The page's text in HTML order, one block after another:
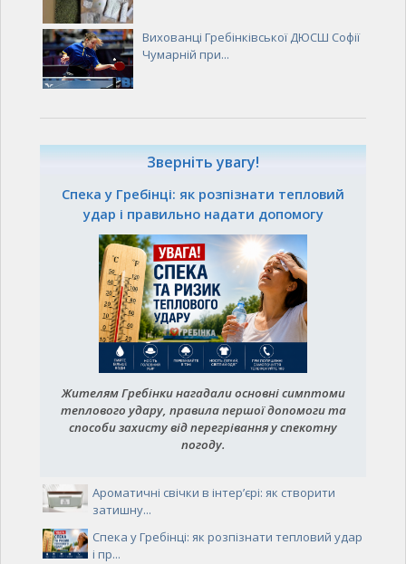
Вихованці Гребінківської ДЮСШ Софії
Чумарній при...
Зверніть увагу!
Спека у Гребінці: як розпізнати тепловий
удар і правильно надати допомогу
Жителям Гребінки нагадали основні симптоми
теплового удару, правила першої допомоги та
способи захисту від перегрівання у спекотну
погоду.
Ароматичні свічки в інтер’єрі: як створити
затишну...
Спека у Гребінці: як розпізнати тепловий удар
і пр...